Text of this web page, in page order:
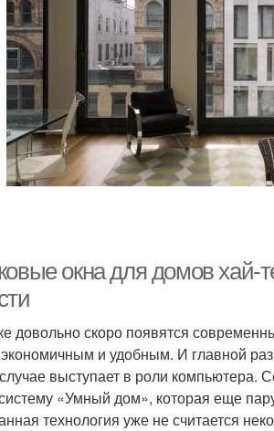
окна для домов хай-
довольно скоро появятся
и удобным. И главной
выступает в роли компьютера.
«Умный дом», которая еще
технология уже не считается